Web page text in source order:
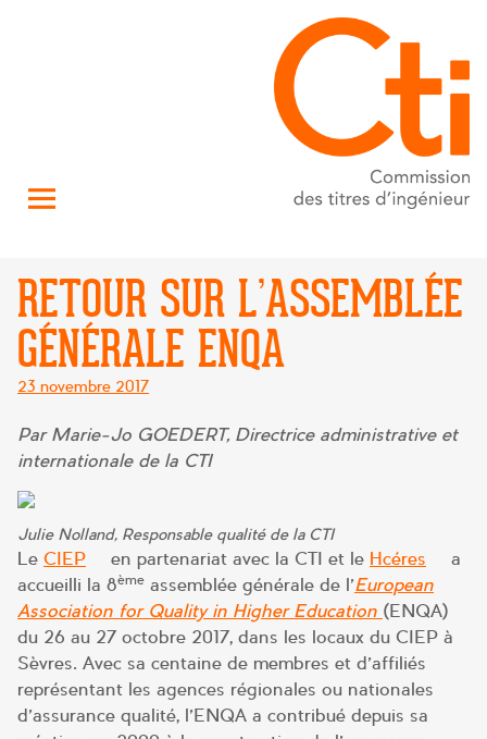
RETOUR SUR L’ASSEMBLÉE
GÉNÉRALE ENQA
Posté
23 novembre 2017
Par Marie-Jo GOEDERT, Directrice administrative et
internationale de la CTI
Julie Nolland, Responsable qualité de la CTI
Le CIEP – en partenariat avec la CTI et le Hcéres – a
accueilli la 8ème assemblée générale de l’European
Association for Quality in Higher Education (ENQA)
du 26 au 27 octobre 2017, dans les locaux du CIEP à
Sèvres. Avec sa centaine de membres et d’affiliés
représentant les agences régionales ou nationales
d’assurance qualité, l’ENQA a contribué depuis sa